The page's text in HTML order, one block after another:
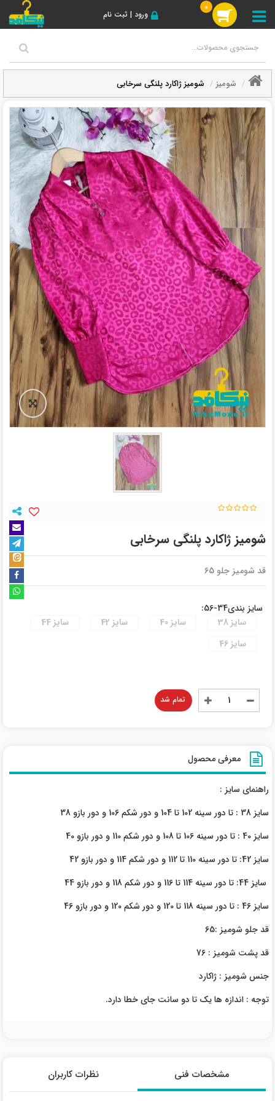
ورود | ثبت نام
0
شومیز شومیز ژاکارد پلنگی سرخابی
شومیز ژاکارد پلنگی سرخابی
قد شومیز جلو 65
سایز بندی34-56:
سایز 38
سایز 40 سایز 42
سایز 44
سایز 46
تمام شد
معرفی محصول
راهنمای سایز :
سایز 38 : تا دور سینه 102 تا 104 و دور شکم 106 و دور بازو 38
سایز 40 : تا دور سینه 106 تا 108 و دور شکم 110 و دور بازو 40
سایز 42: تا دور سینه 110 تا 112 و دور شکم 114 و دور بازو 42
سایز 44: تا دور سینه 114 تا 116 و دور شکم 118 و دور بازو 44
سایز 46 : تا دور سینه 118 تا 120 و دور شکم 120 و دور بازو 46
قد جلو شومیز :65
قد پشت شومیز : 76
جنس شومیز : ژاکارد
توجه : اندازه ها یک تا دو سانت جای خطا دارد.
مشخصات فنی نظرات کاربران